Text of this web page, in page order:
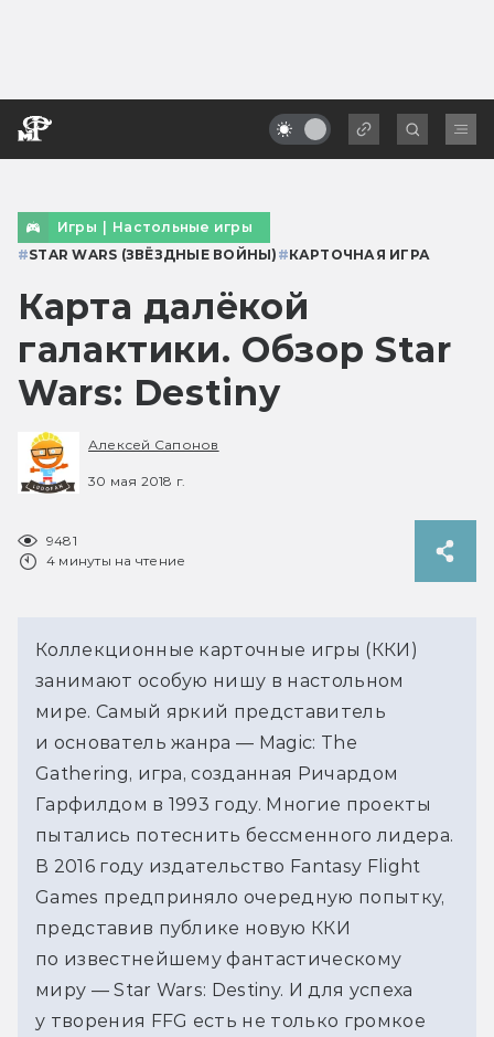
Игры | Настольные игры
#STAR WARS (ЗВЁЗДНЫЕ ВОЙНЫ) #КАРТОЧНАЯ ИГРА
Карта далёкой
галактики. Обзор Star
Wars: Destiny
Алексей Сапонов
30 мая 2018 г.
9481
4 минуты на чтение
Коллекционные карточные игры (ККИ)
занимают особую нишу в настольном
мире. Самый яркий представитель
и основатель жанра — Magic: The
Gathering, игра, созданная Ричардом
Гарфилдом в 1993 году. Многие проекты
пытались потеснить бессменного лидера.
В 2016 году издательство Fantasy Flight
Games предприняло очередную попытку,
представив публике новую ККИ
по известнейшему фантастическому
миру — Star Wars: Destiny. И для успеха
у творения FFG есть не только громкое